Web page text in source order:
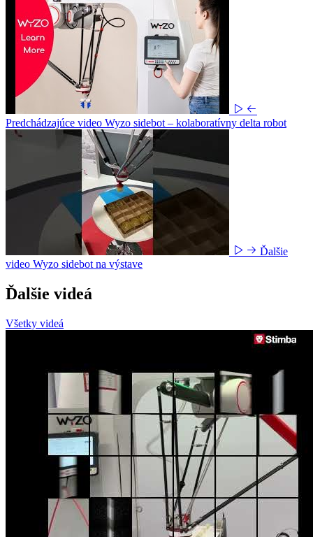
Predchádzajúce video Wyzo sidebot – kolaboratívny delta robot
Ďalšie
video Wyzo sidebot na výstave
Ďalšie videá
Všetky videá